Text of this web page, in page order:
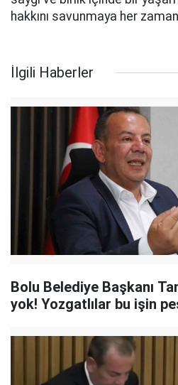
hakkını savunmaya her zaman
İlgili Haberler
Bolu Belediye Başkanı
yok! Yozgatlılar bu işin